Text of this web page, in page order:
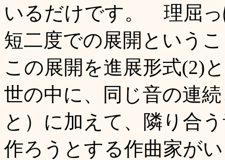
いるだけです。 理屈っ
短二度での展開という
この展開を進展形式(2)
世の中に、同じ音の連
と）に加えて、隣り合
作ろうとする作曲家が